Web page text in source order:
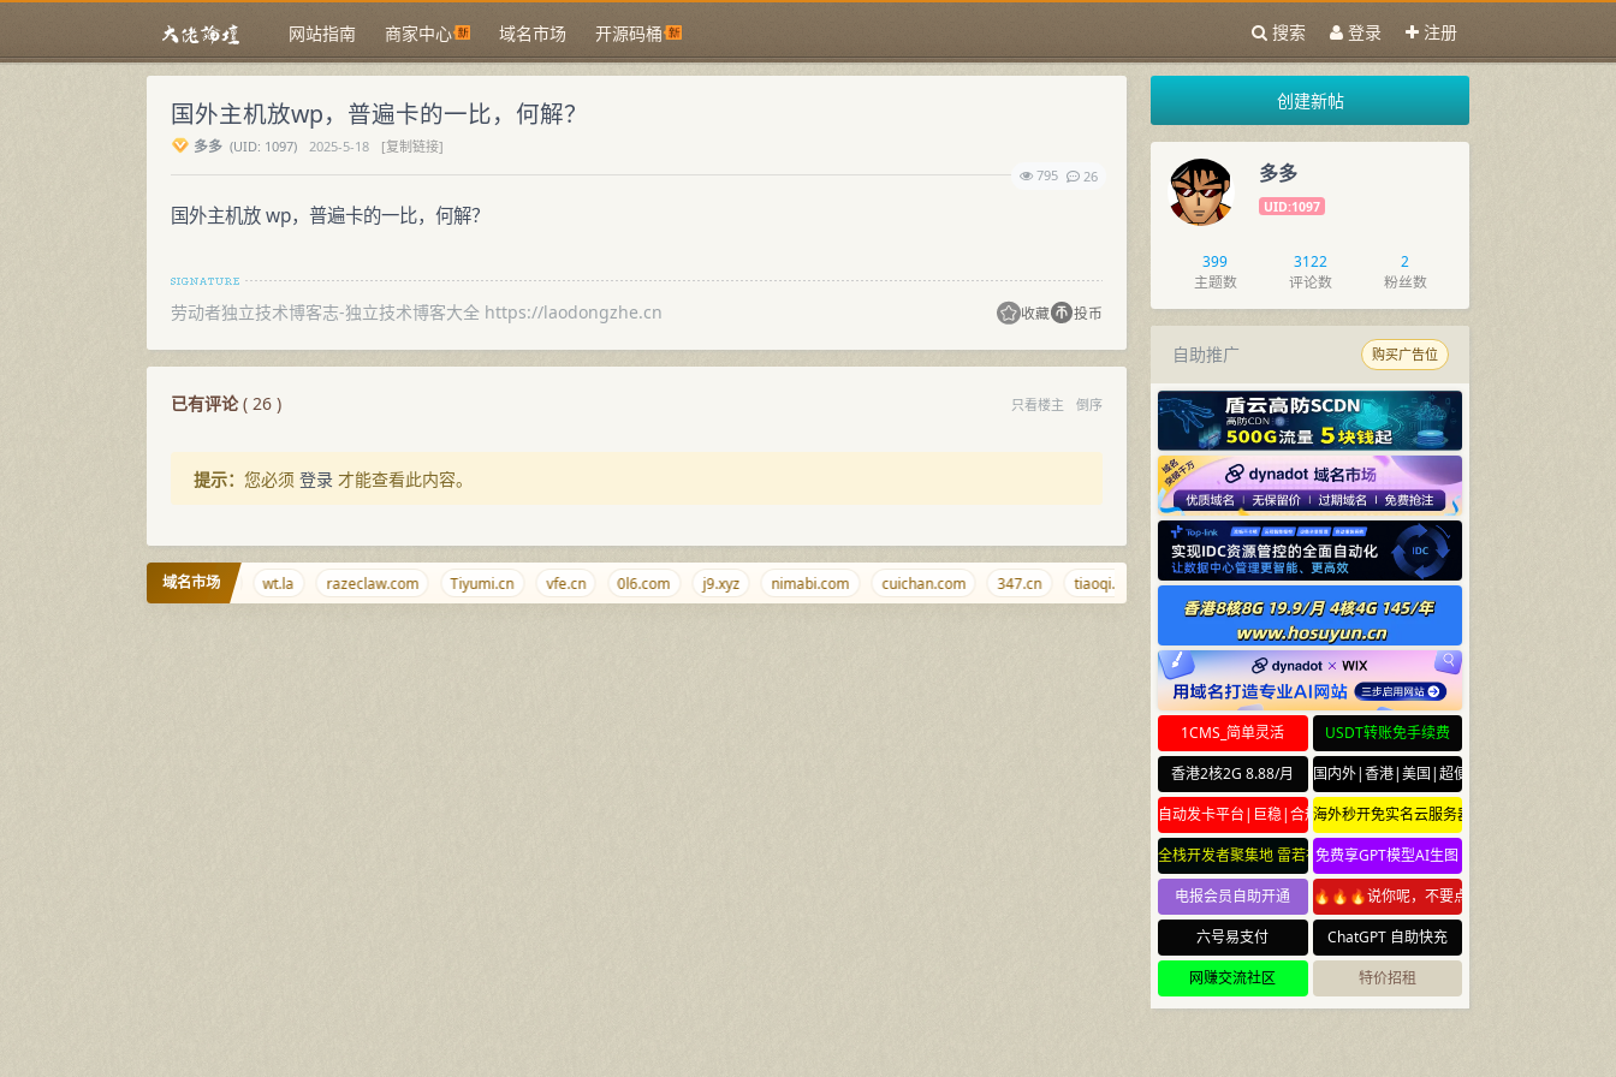
网站指南 商家中心 域名市场 开源码桶 搜索 登录 注册
国外主机放wp，普遍卡的一比，何解？
多多 (UID: 1097) 2025-5-18
[复制链接]
795
26
国外主机放 wp，普遍卡的一比，何解？
劳动者独立技术博客志-独立技术博客大全 https://laodongzhe.cn 收藏 投币
已有评论( 26 ) 只看楼主 倒序
提示： 您必须 登录 才能查看此内容。
域名市场
yidaosu.com wt.la razeclaw.com Tiyumi.cn vfe.cn 0l6.com j9.xyz nimabi.com cuichan.com 347.cn tiaoqi.com chuilang.com bibi.bi cc.mba ikf.net
创建新帖
多多
UID:1097
399
主题数
3122
评论数
2
粉丝数
自助推广 购买广告位
1CMS_简单灵活
USDT转账免手续费
香港2核2G 8.88/月
国内外|香港|美国|超便宜云服务器
自动发卡平台|巨稳|合规海外秒开免实名云服务器
全栈开发者聚集地 雷若社区 leiruo.com
免费享GPT模型AI生图
电报会员自助开通
🔥🔥🔥说你呢，不要点🔥🔥🔥
六号易支付
ChatGPT 自助快充
网赚交流社区
特价招租